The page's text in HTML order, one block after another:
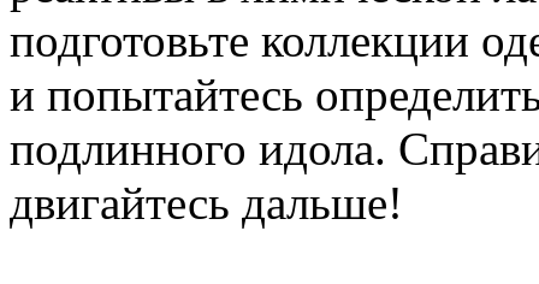
подготовьте коллекции
и попытайтесь
подлинного идола.
двигайтесь дальше!